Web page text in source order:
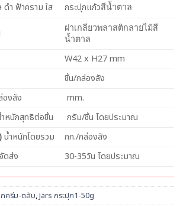
ดำ ฟ้าคราม ใส กระปุกแก้วสีน้ำตาล
ฝาเกลียวพลาสติกลายไม้สี
น้ำตาล
W42 x H27 mm
ชิ้น/กล่องลัง
องลัง
mm.
หนักสุทธิต่อชิ้น
กรัม/ชิ้น โดยประมาณ
น้ำหนักโดยรวม
กก./กล่องลัง
ดส่ง 30-35วัน โดยประมาณ
กครีม-ตลับ,Jars กระปุก1-50g